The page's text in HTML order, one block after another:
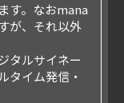
す。なおmana
が、それ以外
タルサイネー
タイム発信・